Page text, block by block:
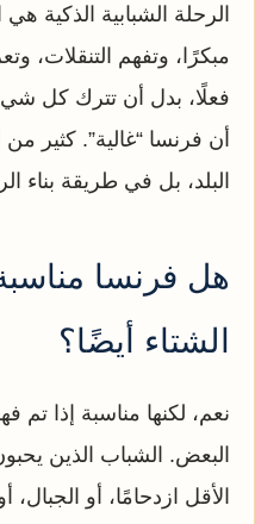
الرحلة الشبابية الذكية
مبكرًا، وتفهم
فعلًا، بدل أن تترك كل
أن فرنسا “غالية”. كثير
البلد، بل في طريقة بناء
هل فرنسا
الشتاء أيضًا؟
نعم، لكنها مناسبة إذا تم
البعض. الشباب الذين
الأقل ازدحامًا، أو